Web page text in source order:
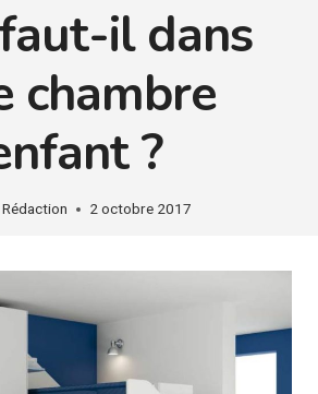
il dans
chambre
?
Rédaction 2 octobre 2017